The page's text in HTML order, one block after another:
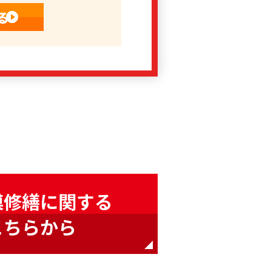
繕に関する
らから